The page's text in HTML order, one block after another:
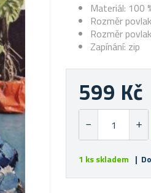
Materiál: 100
Rozměr
Rozměr
Zapínání: zip
599 Kč
1 ks skladem |